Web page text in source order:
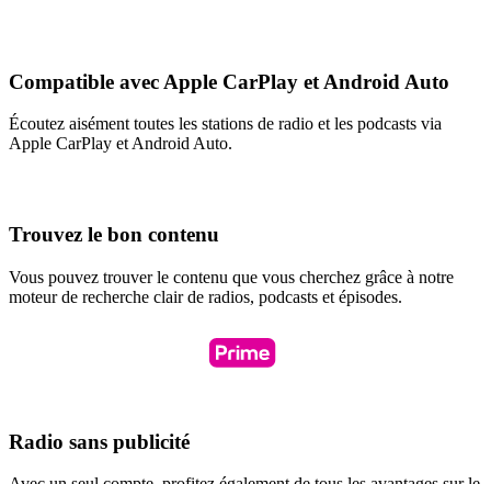
Compatible avec Apple CarPlay et Android Auto
Écoutez aisément toutes les stations de radio et les podcasts via
Apple CarPlay et Android Auto.
Trouvez le bon contenu
Vous pouvez trouver le contenu que vous cherchez grâce à notre
moteur de recherche clair de radios, podcasts et épisodes.
Radio sans publicité